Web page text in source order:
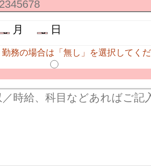
月 日
務の場合は「無し」を選択してく